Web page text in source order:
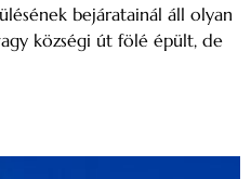
bejáratainál áll olyan
községi út fölé épült, de